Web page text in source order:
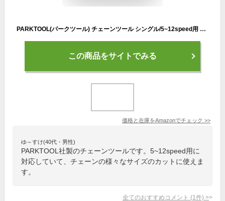
PARKTOOL(パークツール) チェーンツール シングル/5~12speed用 CT-3.3
この商品をサイトでみる
価格と在庫をAmazonでチェック >>
ゆ～すけ(40代・男性)
PARKTOOL社製のチェーンツールです。5~12speed用に
対応していて、チェーンの様々なサイズのカットに使えま
す。
全てのおすすめコメント (1 件) >